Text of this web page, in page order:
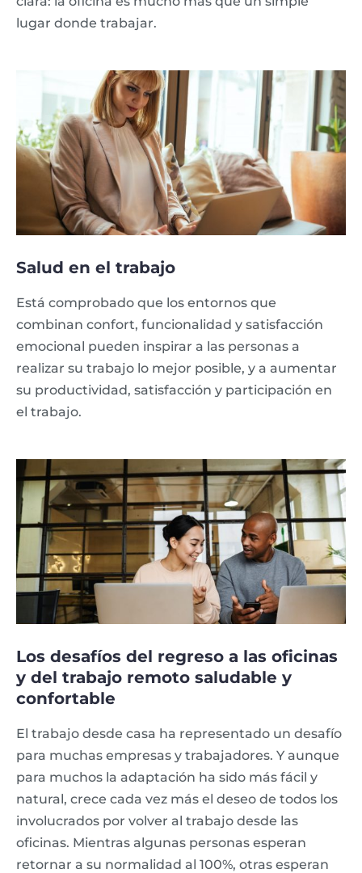
lugar donde trabajar.
Salud en el trabajo
Está comprobado que los entornos que
combinan confort, funcionalidad y satisfacción
emocional pueden inspirar a las personas a
realizar su trabajo lo mejor posible, y a aumentar
su productividad, satisfacción y participación en
el trabajo.
Los desafíos del regreso a las oficinas
y del trabajo remoto saludable y
confortable
El trabajo desde casa ha representado un desafío
para muchas empresas y trabajadores. Y aunque
para muchos la adaptación ha sido más fácil y
natural, crece cada vez más el deseo de todos los
involucrados por volver al trabajo desde las
oficinas. Mientras algunas personas esperan
retornar a su normalidad al 100%, otras esperan